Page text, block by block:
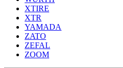
XTIRE
XTR
YAMADA
ZATO
ZEFAL
ZOOM